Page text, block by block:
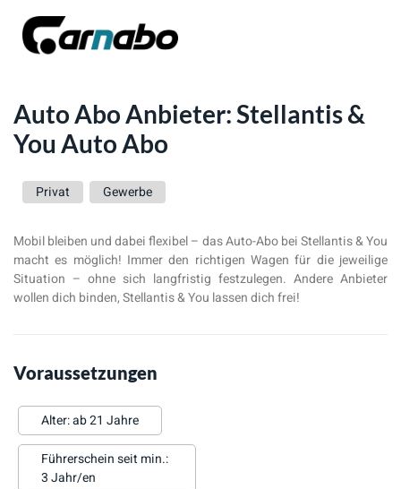
Auto Abo Anbieter: Stellantis &
You Auto Abo
Privat Gewerbe
Mobil bleiben und dabei flexibel – das Auto-Abo bei Stellantis & You
macht es möglich! Immer den richtigen Wagen für die jeweilige
Situation – ohne sich langfristig festzulegen. Andere Anbieter
wollen dich binden, Stellantis & You lassen dich frei!
Voraussetzungen
Alter: ab 21 Jahre
Führerschein seit min.:
3 Jahr/en